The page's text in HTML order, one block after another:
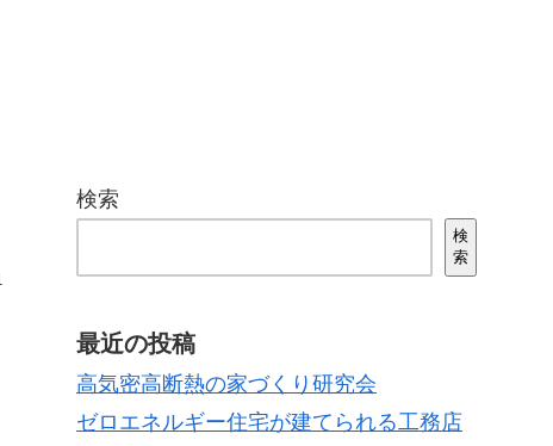
検索
検
索
最近の投稿
高気密高断熱の家づくり研究会
ゼロエネルギー住宅が建てられる工務店